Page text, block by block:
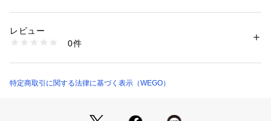
り、
素材：ナイロン95%　ポリウレタン5%
商品番号：
MO25AW11-SG0004 （ショップ）
レビュー
0件
特定商取引に関する法律に基づく表示（WEGO）